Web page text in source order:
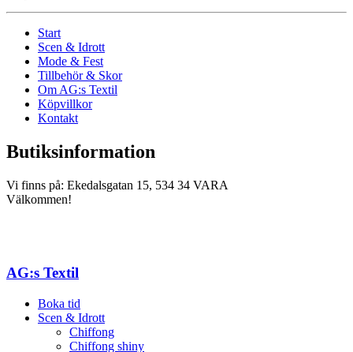
Start
Scen & Idrott
Mode & Fest
Tillbehör & Skor
Om AG:s Textil
Köpvillkor
Kontakt
Butiksinformation
Vi finns på: Ekedalsgatan 15, 534 34 VARA
Välkommen!
AG:s Textil
Boka tid
Scen & Idrott
Chiffong
Chiffong shiny